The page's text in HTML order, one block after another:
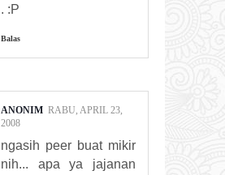
. :P
Balas
ANONIM RABU, APRIL 23,
2008
ngasih peer buat mikir
nih... apa ya jajanan